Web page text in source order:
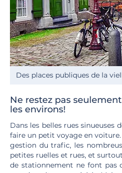
Des places publiques de la
Ne restez pas
les environs!
Dans les belles rues sinueuses
faire un petit voyage en voiture.
gestion du trafic, les
petites ruelles et rues, et
de stationnement ne font pas